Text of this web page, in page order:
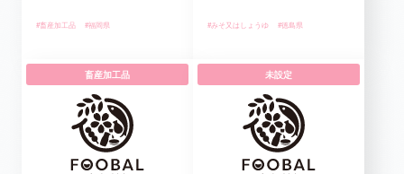
#畜産加工品 #福岡県 #みそ又はしょうゆ #徳島県
畜産加工品 未設定